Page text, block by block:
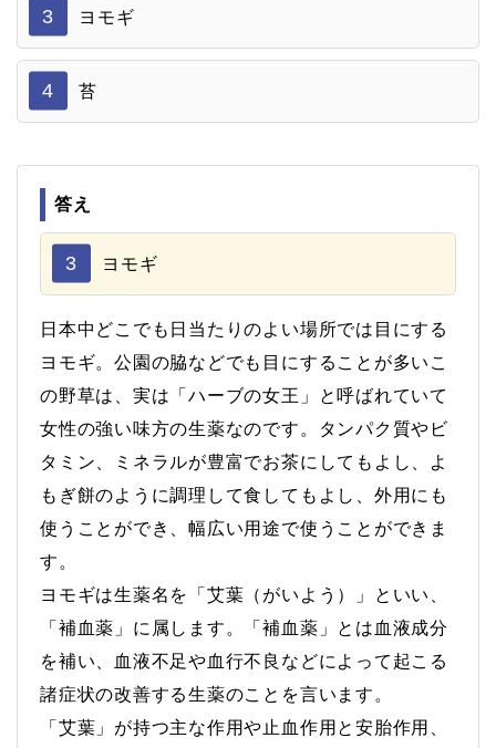
3 ヨモギ
4 苔
答え
3 ヨモギ
日本中どこでも日当たりのよい場所では目にする
ヨモギ。公園の脇などでも目にすることが多いこ
の野草は、実は「ハーブの女王」と呼ばれていて
女性の強い味方の生薬なのです。タンパク質やビ
タミン、ミネラルが豊富でお茶にしてもよし、よ
もぎ餅のように調理して食してもよし、外用にも
使うことができ、幅広い用途で使うことができま
す。
ヨモギは生薬名を「艾葉（がいよう）」といい、
「補血薬」に属します。「補血薬」とは血液成分
を補い、血液不足や血行不良などによって起こる
諸症状の改善する生薬のことを言います。
「艾葉」が持つ主な作用や止血作用と安胎作用、